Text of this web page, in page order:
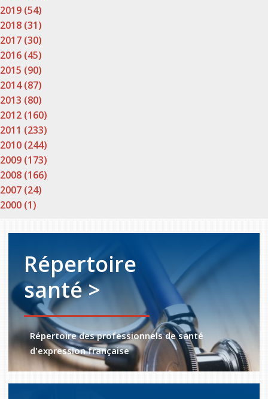
2019 (54)
2018 (31)
2017 (30)
2016 (45)
2015 (90)
2014 (87)
2013 (80)
2012 (160)
2011 (233)
2010 (244)
2009 (173)
2008 (166)
2007 (24)
2000 (1)
Répertoire
santé >
Répertoire des professionnels de santé
d'expression française